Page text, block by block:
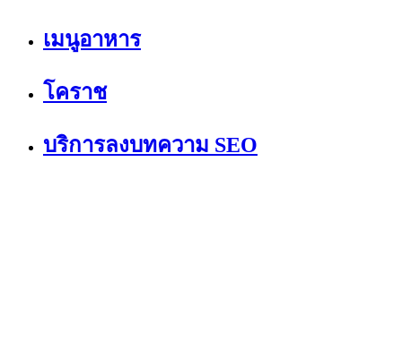
เมนูอาหาร
โคราช
บริการลงบทความ SEO